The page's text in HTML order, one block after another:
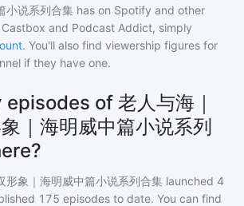
小说系列合集 has on Spotify and other
and Podcast Addict, simply
. You'll also find viewership figures for
if they have one.
of 老人与海｜
｜海明威中篇小说系列
形象｜海明威中篇小说系列合集 launched 4
175 episodes to date. You can find